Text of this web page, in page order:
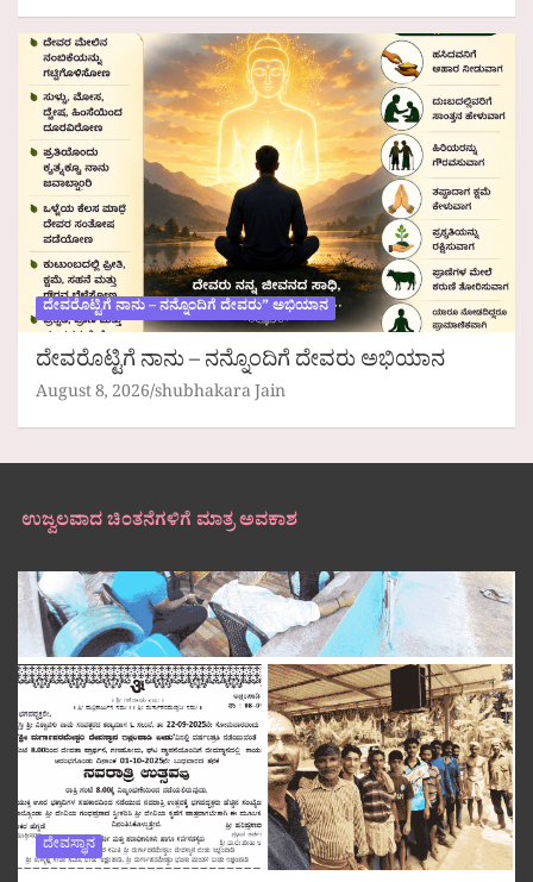
ದೇವರೊಟ್ಟಿಗೆ ನಾನು – ನನ್ನೊಂದಿಗೆ ದೇವರು” ಅಭಿಯಾನ
ದೇವರೊಟ್ಟಿಗೆ ನಾನು – ನನ್ನೊಂದಿಗೆ ದೇವರು ಅಭಿಯಾನ
August 8, 2026 shubhakara Jain
ಉಜ್ವಲವಾದ ಚಿಂತನೆಗಳಿಗೆ ಮಾತ್ರ ಅವಕಾಶ
ದೇವಸ್ಥಾನ